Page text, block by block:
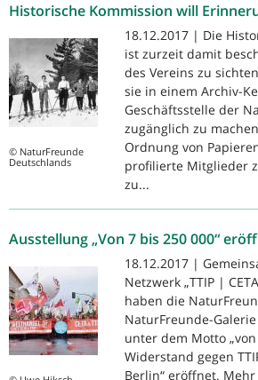
Historische Kommission will
© NaturFreunde
Deutschlands
18.12.2017 | Die
ist zurzeit damit
des Vereins zu
sie in einem Archiv-
Geschäftsstelle der
zugänglich zu
Ordnung von
profilierte Mitglieder
zu...
Ausstellung „Von 7 bis 250 000“
18.12.2017 |
Netzwerk „TTIP |
haben die
NaturFreunde-
unter dem Motto
Widerstand gegen
Berlin“ eröffnet.